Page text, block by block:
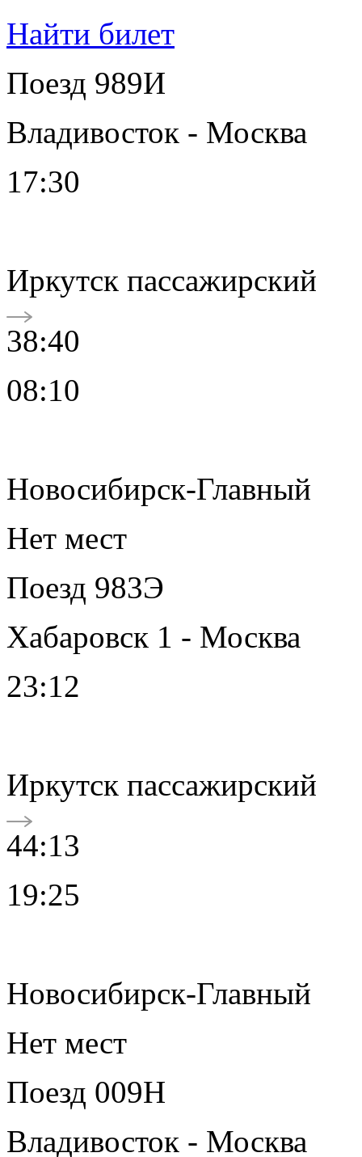
Найти билет
Поезд 989И
Владивосток - Москва
17:30
Иркутск пассажирский
38:40
08:10
Новосибирск-Главный
Нет мест
Поезд 983Э
Хабаровск 1 - Москва
23:12
Иркутск пассажирский
44:13
19:25
Новосибирск-Главный
Нет мест
Поезд 009Н
Владивосток - Москва